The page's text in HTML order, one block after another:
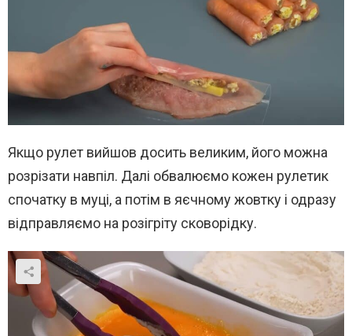
Якщо рулет вийшов досить великим, його можна
розрізати навпіл. Далі обвалюємо кожен рулетик
спочатку в муці, а потім в яєчному жовтку і одразу
відправляємо на розігріту сковорідку.